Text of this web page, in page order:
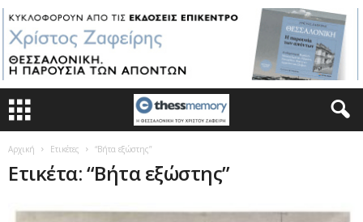
Αρχική Ετικέτες “Βήτα εξώστης”
Ετικέτα: “Βήτα εξώστης”